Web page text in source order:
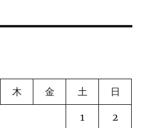
木 金 土 日
1 2